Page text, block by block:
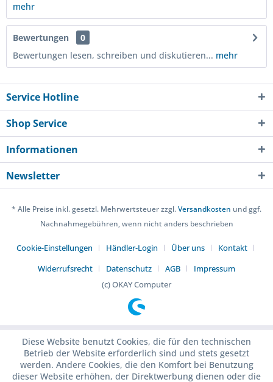
mehr
Bewertungen
0
Bewertungen lesen, schreiben und diskutieren... mehr
Service Hotline
Shop Service
Informationen
Newsletter
* Alle Preise inkl. gesetzl. Mehrwertsteuer zzgl.Versandkosten und ggf.
Nachnahmegebühren, wenn nicht anders beschrieben
Cookie-Einstellungen Händler-Login Über uns
Kontakt
Widerrufsrecht
Datenschutz AGB
Impressum
(c) OKAY Computer
Diese Website benutzt Cookies, die für den technischen
Betrieb der Website erforderlich sind und stets gesetzt
werden. Andere Cookies, die den Komfort bei Benutzung
dieser Website erhöhen, der Direktwerbung dienen oder die